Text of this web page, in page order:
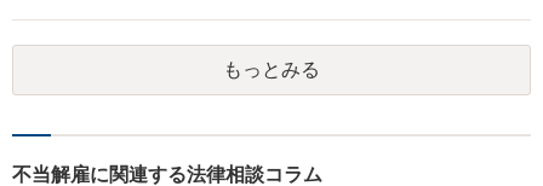
弁護士とすることができるため、会社からの連絡を止めることもでき
るかと思われます。 精神的に会社側と対応するのが苦痛であるという
場合には、弁護士を立てた上で退職についての条件面の交渉を行われ
ても良いでしょう。
もっとみる
不当解雇に関連する法律相談コラム